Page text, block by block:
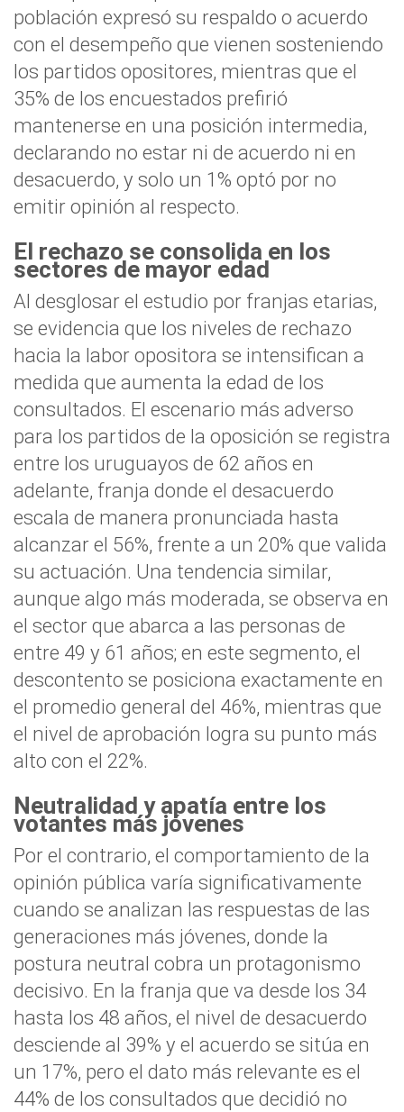
población expresó su respaldo o acuerdo
con el desempeño que vienen sosteniendo
los partidos opositores, mientras que el
35% de los encuestados prefirió
mantenerse en una posición intermedia,
declarando no estar ni de acuerdo ni en
desacuerdo, y solo un 1% optó por no
emitir opinión al respecto.
El rechazo se consolida en los
sectores de mayor edad
Al desglosar el estudio por franjas etarias,
se evidencia que los niveles de rechazo
hacia la labor opositora se intensifican a
medida que aumenta la edad de los
consultados. El escenario más adverso
para los partidos de la oposición se registra
entre los uruguayos de 62 años en
adelante, franja donde el desacuerdo
escala de manera pronunciada hasta
alcanzar el 56%, frente a un 20% que valida
su actuación. Una tendencia similar,
aunque algo más moderada, se observa en
el sector que abarca a las personas de
entre 49 y 61 años; en este segmento, el
descontento se posiciona exactamente en
el promedio general del 46%, mientras que
el nivel de aprobación logra su punto más
alto con el 22%.
Neutralidad y apatía entre los
votantes más jóvenes
Por el contrario, el comportamiento de la
opinión pública varía significativamente
cuando se analizan las respuestas de las
generaciones más jóvenes, donde la
postura neutral cobra un protagonismo
decisivo. En la franja que va desde los 34
hasta los 48 años, el nivel de desacuerdo
desciende al 39% y el acuerdo se sitúa en
un 17%, pero el dato más relevante es el
44% de los consultados que decidió no